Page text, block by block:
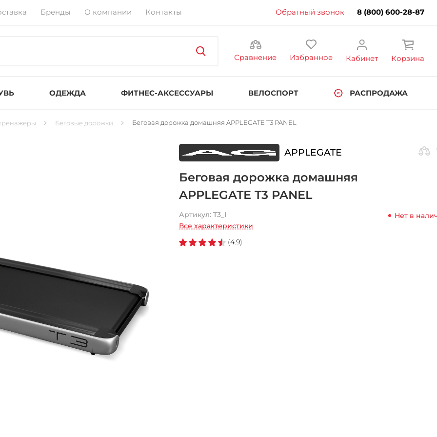
Бренды О компании Контакты Обратный звонок 8 (800) 600-28-87
Сравнение Избранное Кабинет Корзина
ОДЕЖДА ФИТНЕС-АКСЕССУАРЫ ВЕЛОСПОРТ РАСПРОДАЖА
Беговые дорожки Беговая дорожка домашняя APPLEGATE T3 PANEL
APPLEGATE
Беговая дорожка домашняя
APPLEGATE T3 PANEL
Артикул: T3_I
Нет в
Все характеристики
(4.9)